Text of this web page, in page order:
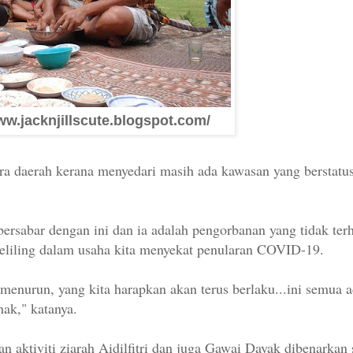
daerah kerana menyedari masih ada kawasan yang
dengan ini dan ia adalah pengorbanan yang tidak
dalam usaha kita menyekat penularan COVID-19.
yang kita harapkan akan terus berlaku...ini semua
katanya.
aktiviti ziarah Aidilfitri dan juga Gawai Dayak dibenarkan